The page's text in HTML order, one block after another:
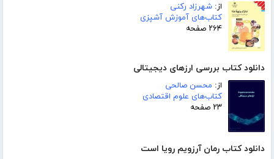
از: شهرزاد رکنی
کتاب‌های آموزش آشپزی
۲۶۴ صفحه
دانلود کتاب بررسی ارزهای دیجیتالی
از: محسن صالحی
کتاب‌های علوم اقتصادی
۲۳ صفحه
دانلود کتاب رمان آرزویم رویا است